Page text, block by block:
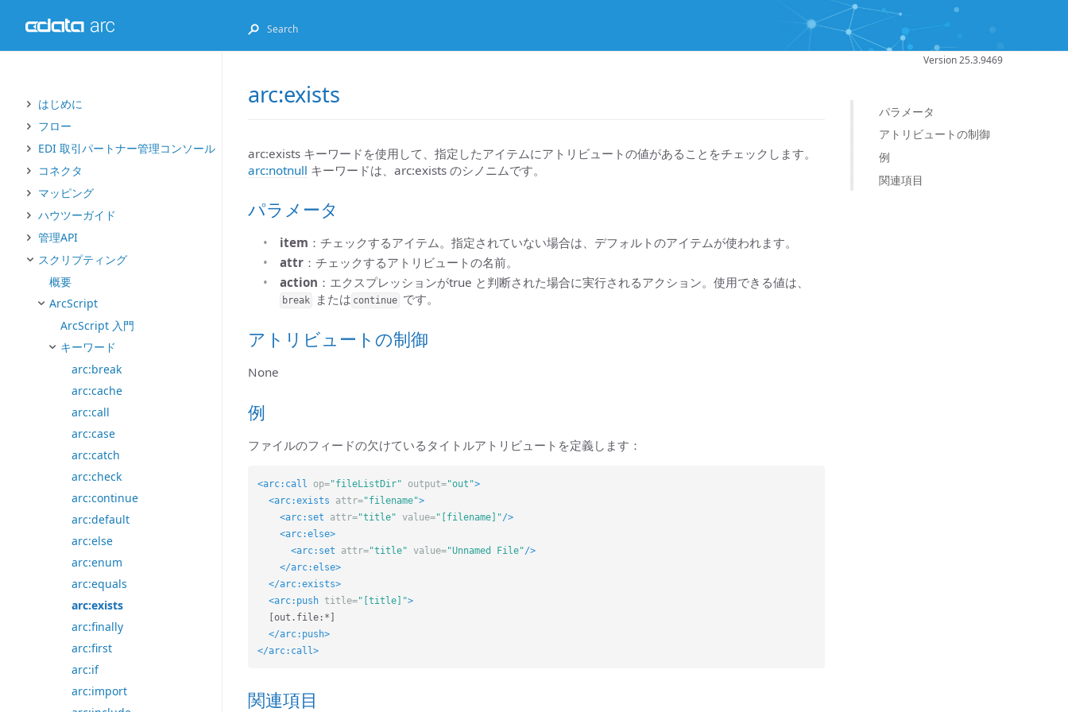
はじめに
フロー
EDI 取引パートナー管理コンソール
コネクタ
マッピング
ハウツーガイド
管理API
スクリプティング
概要
ArcScript
ArcScript 入門
キーワード
arc:break
arc:cache
arc:call
arc:case
arc:catch
arc:check
arc:continue
arc:default
arc:else
arc:enum
arc:equals
arc:exists
arc:finally
arc:first
arc:if
arc:import
Version 25.3.9469
パラメータ
アトリビュートの制御
例
関連項目
arc:exists
arc:exists キーワードを使用して、指定したアイテムにアトリビュートの値があることをチェックします。
arc:notnull キーワードは、arc:exists のシノニムです。
パラメータ
item ：チェックするアイテム。指定されていない場合は、デフォルトのアイテムが使われます。
attr ：チェックするアトリビュートの名前。
action ：エクスプレッションがtrue と判断された場合に実行されるアクション。使用できる値は、
break または continue です。
アトリビュートの制御
None
例
ファイルのフィードの欠けているタイトルアトリビュートを定義します：
<arc:call op="fileListDir" output="out">
<arc:exists
attr="filename">
<arc:set
attr="title" value="[filename]"/>
<arc:else>
<arc:set
attr="title" value="Unnamed File"/>
</arc:else>
</arc:exists>
<arc:push title="[title]">
  [out.file:*]
</arc:push>
</arc:call>
関連項目